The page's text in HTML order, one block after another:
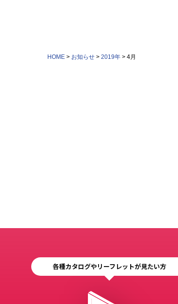
HOME > お知らせ > 2019年 > 4月
各種カタログやリーフレットが見たい方